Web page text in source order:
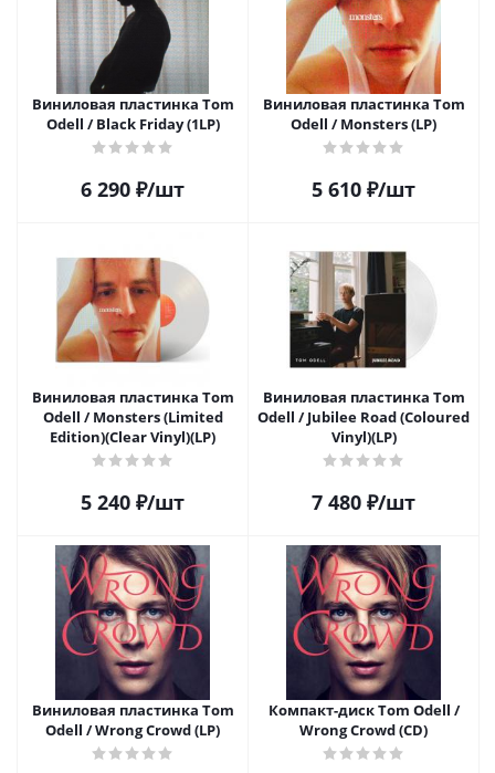
Виниловая пластинка Tom
Odell / Black Friday (1LP)
6 290 ₽/шт
Виниловая пластинка Tom
Odell / Monsters (LP)
5 610 ₽/шт
Виниловая пластинка Tom
Odell / Monsters (Limited
Edition)(Clear Vinyl)(LP)
5 240 ₽/шт
Виниловая пластинка Tom
Odell / Jubilee Road (Coloured
Vinyl)(LP)
7 480 ₽/шт
Виниловая пластинка Tom
Odell / Wrong Crowd (LP)
Компакт-диск Tom Odell /
Wrong Crowd (CD)